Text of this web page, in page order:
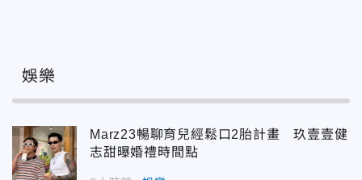
娛樂
Marz23暢聊育兒經鬆口2胎計畫 玖壹壹健
志甜曝婚禮時間點